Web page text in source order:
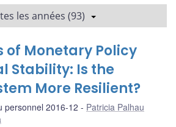
les années (93)
of Monetary Policy
Stability: Is the
More Resilient?
personnel 2016-12
Patricia Palhau